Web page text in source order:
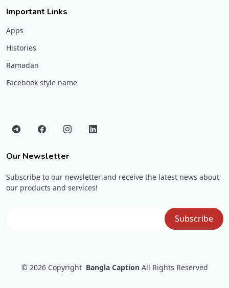
Important Links
Apps
Histories
Ramadan
Facebook style name
Our Newsletter
Subscribe to our newsletter and receive the latest news about
our products and services!
© 2026 Copyright Bangla Caption All Rights Reserved